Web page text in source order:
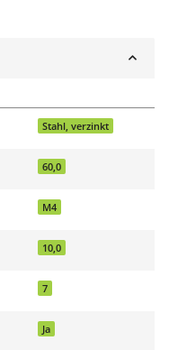
Stahl, verzinkt
60,0
M4
10,0
7
Ja